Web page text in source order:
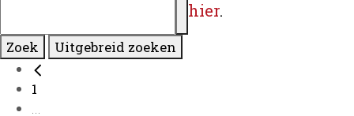
hier.
Zoek Uitgebreid zoeken
1